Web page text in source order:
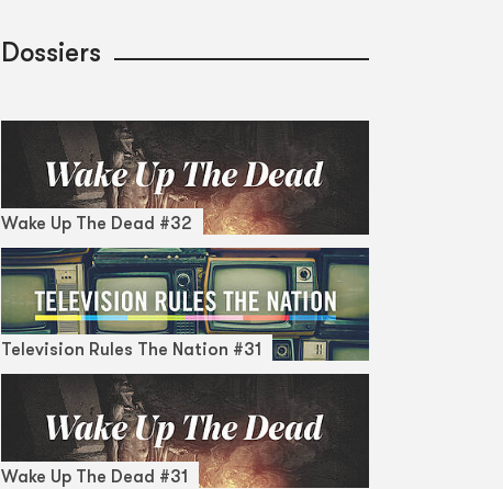
Dossiers
Wake Up The Dead #32
Television Rules The Nation #31
Wake Up The Dead #31